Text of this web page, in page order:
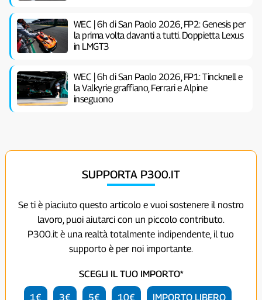
WEC | 6h di San Paolo 2026, FP2: Genesis per
la prima volta davanti a tutti. Doppietta Lexus
in LMGT3
WEC | 6h di San Paolo 2026, FP1: Tincknell e
la Valkyrie graffiano, Ferrari e Alpine
inseguono
SUPPORTA P300.IT
Se ti è piaciuto questo articolo e vuoi sostenere il nostro
lavoro, puoi aiutarci con un piccolo contributo.
P300.it è una realtà totalmente indipendente, il tuo
supporto è per noi importante.
SCEGLI IL TUO IMPORTO*
1€ 3€ 5€ 10€ IMPORTO LIBERO